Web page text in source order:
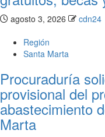
agosto 3, 2026
cdn24
Región
Santa Marta
Procuraduría
provisional del
abastecimiento
Marta